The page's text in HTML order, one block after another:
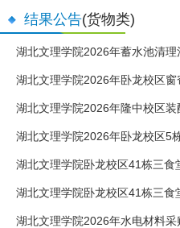
结果公告(货物类)
湖北文理学院2026年蓄水池清
湖北文理学院2026年卧龙校区窗
湖北文理学院2026年隆中校区
湖北文理学院2026年卧龙校区5
湖北文理学院卧龙校区41栋三食
湖北文理学院卧龙校区41栋三食
湖北文理学院2026年水电材料采